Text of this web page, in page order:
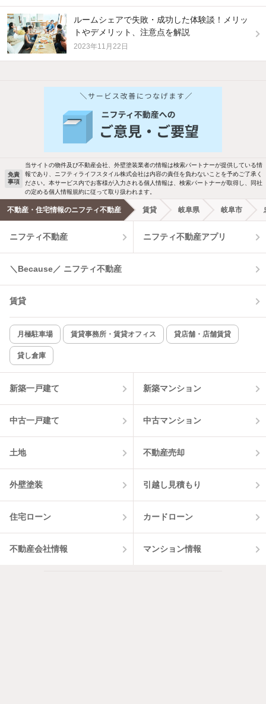
ルームシェアで失敗・成功した体験談！メリッ
トやデメリット、注意点を解説
2023年11月22日
他の人はこんな条件で絞り込んでいます！
バス・トイレ別 2階以上
駐車場あり ペット相談
洗濯機置場あり 独立洗面台
エアコンあり 都市ガス
温水洗浄便座 オートロック
コンロ2口以上
新着のみ インターネット無料
該当件数:
物件一覧に反映
免責
事項
当サイトの物件及び不動産会社、外壁塗装業者の情報は検索パートナーが提供している情
報であり、ニフティライフスタイル株式会社は内容の責任を負わないことを予めご了承く
ださい。本サービス内でお客様が入力される個人情報は、検索パートナーが取得し、同社
の定める個人情報規約に従って取り扱われます。
不動産・住宅情報のニフティ不動産 賃貸 岐阜県 岐阜市
ニフティ不動産 ニフティ不動産アプリ
＼Because／ ニフティ不動産
賃貸
月極駐車場 賃貸事務所・賃貸オフィス 貸店舗・店舗賃貸
貸し倉庫
新築一戸建て 新築マンション
中古一戸建て 中古マンション
土地 不動産売却
外壁塗装 引越し見積もり
住宅ローン カードローン
不動産会社情報 マンション情報